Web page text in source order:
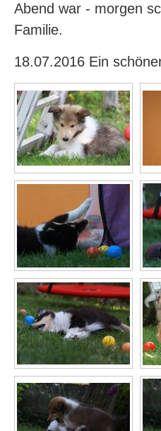
Abend war - morgen
Familie.
18.07.2016 Ein